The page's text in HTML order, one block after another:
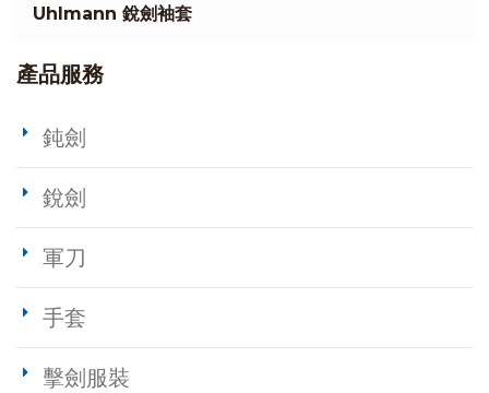
Uhlmann 銳劍袖套
產品服務
鈍劍
銳劍
軍刀
手套
擊劍服裝